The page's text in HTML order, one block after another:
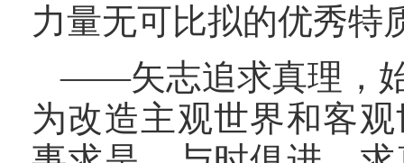
力量无可比拟的优秀特
——矢志追求真理，
为改造主观世界和客